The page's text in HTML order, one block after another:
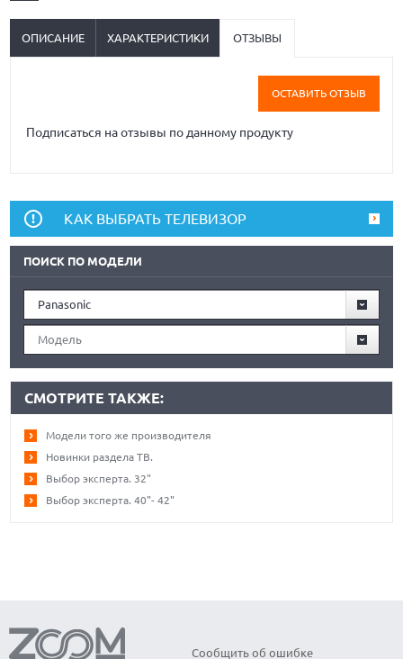
ОПИСАНИЕ ХАРАКТЕРИСТИКИ ОТЗЫВЫ
ОСТАВИТЬ ОТЗЫВ
Подписаться на отзывы по данному продукту
КАК ВЫБРАТЬ ТЕЛЕВИЗОР
ПОИСК ПО МОДЕЛИ
Panasonic
Модель
СМОТРИТЕ ТАКЖЕ:
Модели того же производителя
Новинки раздела ТВ.
Выбор эксперта. 32"
Выбор эксперта. 40"- 42"
Сообщить об ошибке